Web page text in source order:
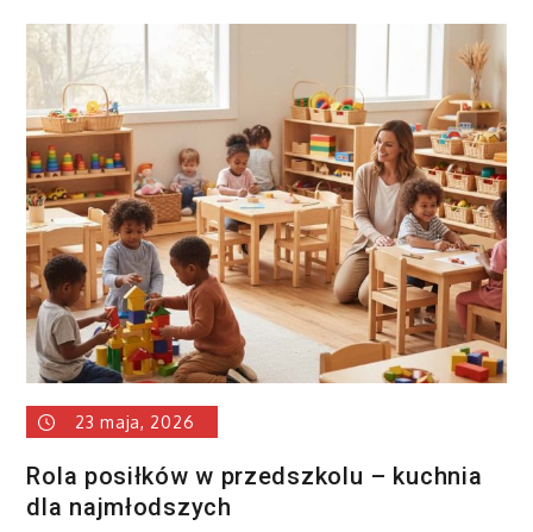
mieście
oczami
przedszkolaka
–
jak
dzieci
odkrywają
świat
podczas
codziennych
spacerów
i
świeżym
23 maja, 2026
Rola posiłków w przedszkolu – kuchnia
dla najmłodszych